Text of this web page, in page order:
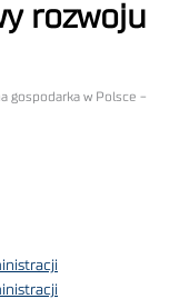
rozwoju
gospodarka w Polsce -